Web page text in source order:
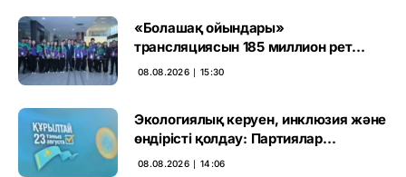
«Болашақ ойындары»
трансляциясын 185 миллион рет
көрген
08.08.2026 ∣ 15:30
Экологиялық керуен, инклюзия және
өндірісті қолдау: Партиялар
өңірлерде қандай мәселе көтерді
08.08.2026 ∣ 14:06